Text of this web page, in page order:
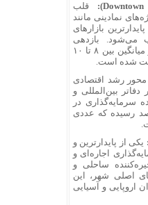
قلب
نمادینی مانند
بازارهای
می‌شود. بازدهی
سرمایه در این محدوده به‌طور میانگین بین ۸ تا ۱۰
شده است.
محور رشد اقتصادی
بین‌المللی و
سرمایه‌گذاری در
به بیش از ۲۸ درصد رسیده که عددی
یکی از پایدارترین و
اجاره‌ای و
ساحلی و
اصلی شهر، این
اروپایی و آسیایی